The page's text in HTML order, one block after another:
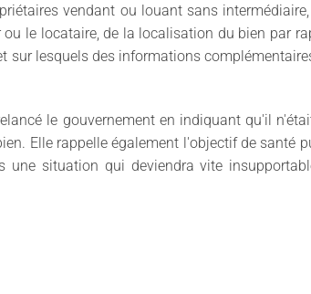
vendant ou louant sans
le locataire, de la localisation du bien par
lesquels des informations
le gouvernement en indiquant qu'il
Elle rappelle également l'objectif de santé
situation qui deviendra vite